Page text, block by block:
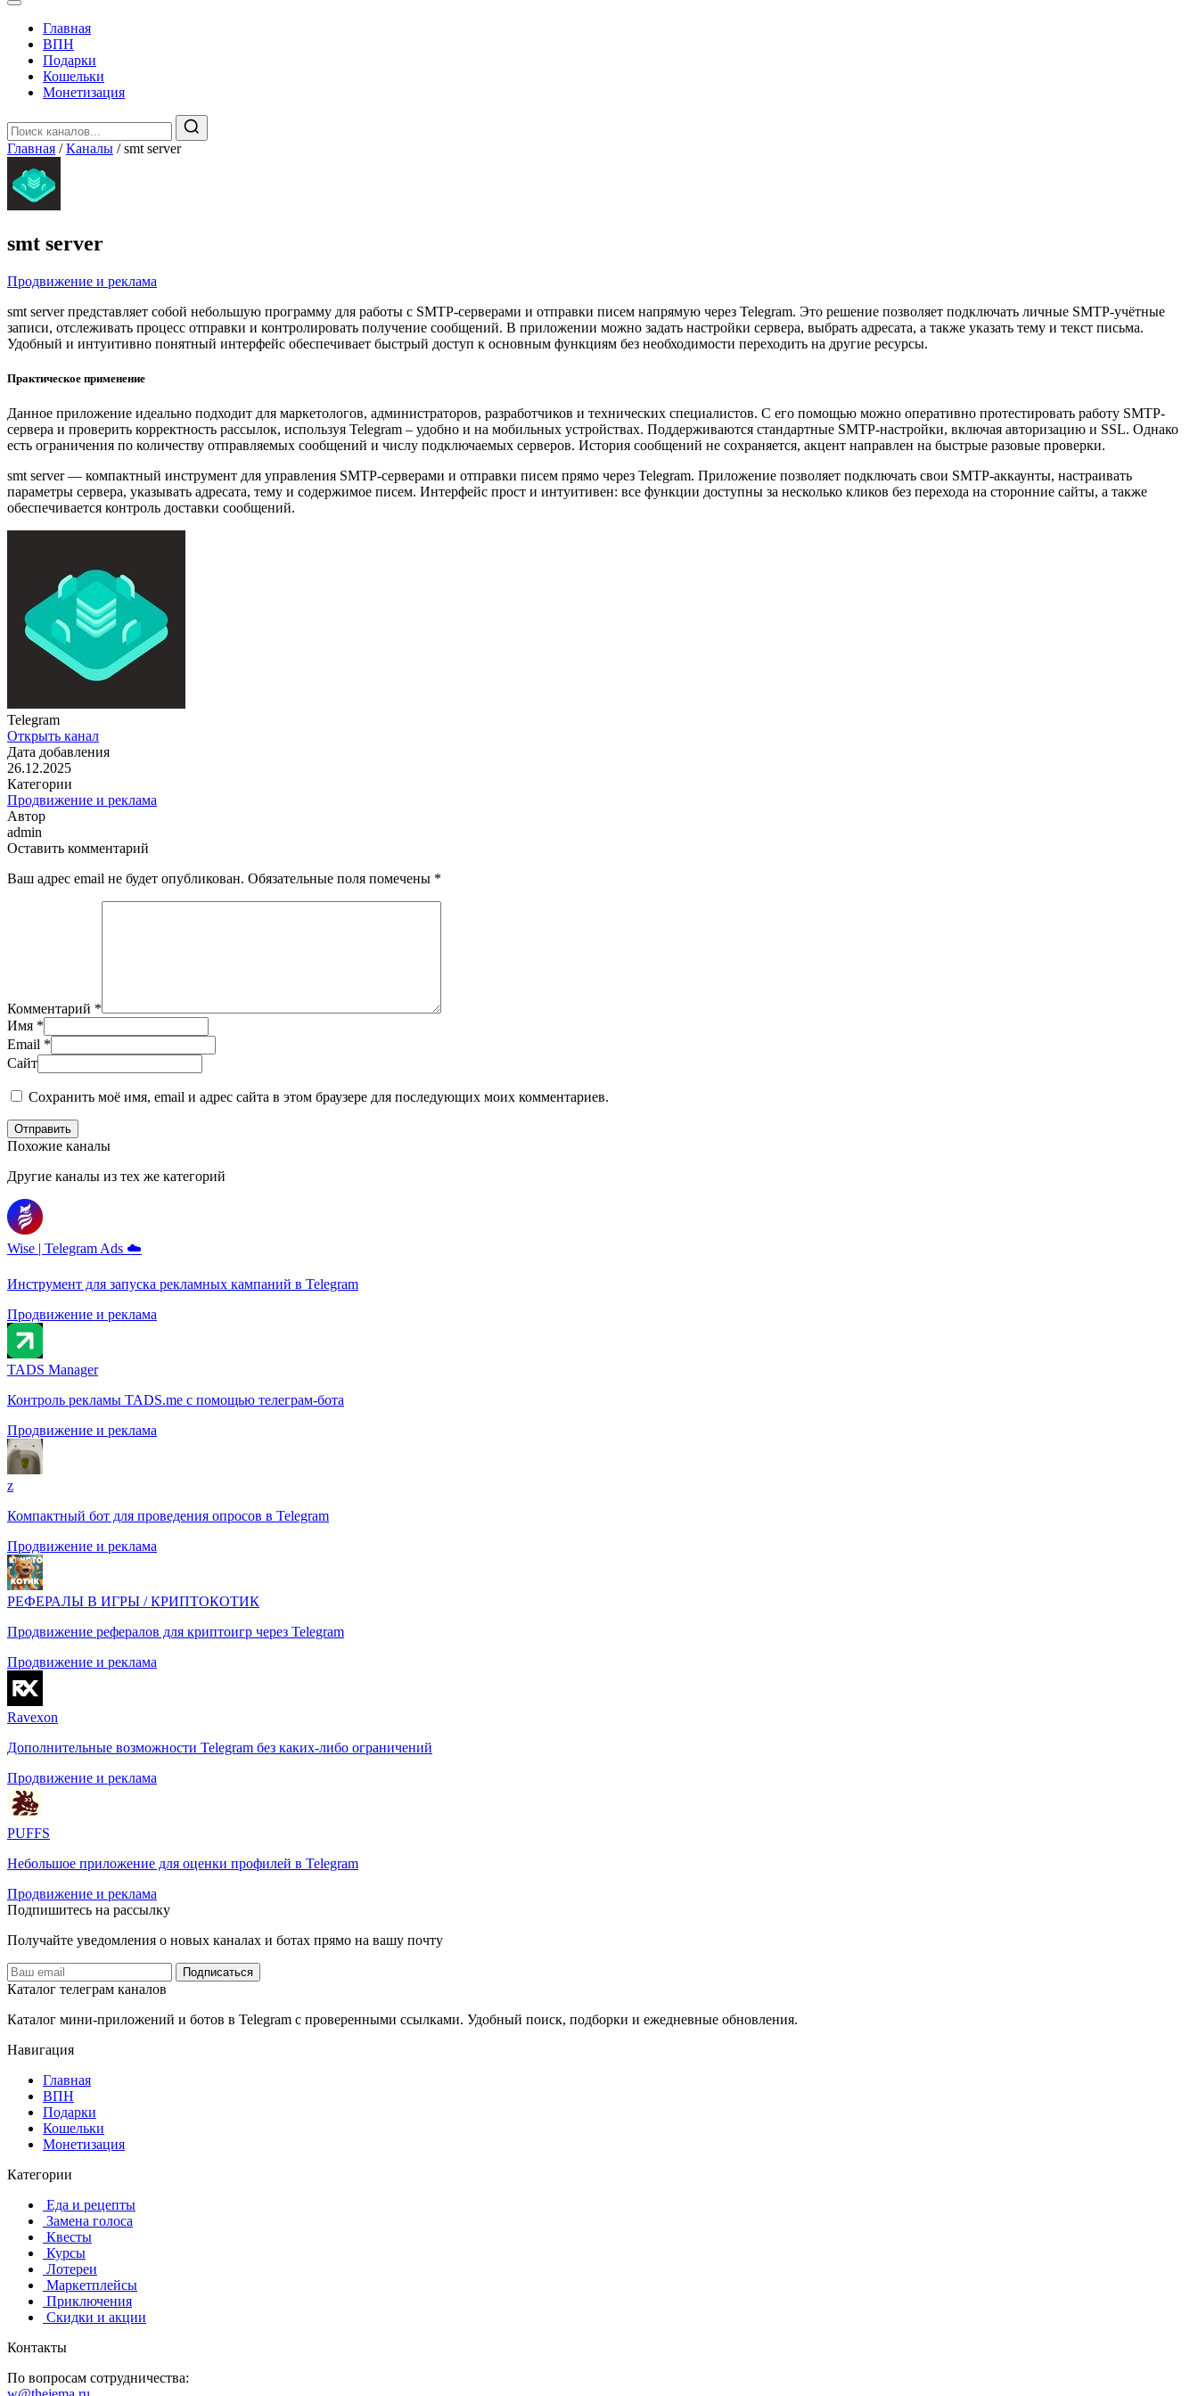
Главная
️ВПН
Подарки
Кошельки
Монетизация
Главная / Каналы / smt server
smt server
Продвижение и реклама
smt server представляет собой небольшую программу для работы с SMTP-серверами и отправки писем напрямую через Telegram. Это решение позволяет подключать личные SMTP-учётные
записи, отслеживать процесс отправки и контролировать получение сообщений. В приложении можно задать настройки сервера, выбрать адресата, а также указать тему и текст письма.
Удобный и интуитивно понятный интерфейс обеспечивает быстрый доступ к основным функциям без необходимости переходить на другие ресурсы.
Практическое применение
Данное приложение идеально подходит для маркетологов, администраторов, разработчиков и технических специалистов. С его помощью можно оперативно протестировать работу SMTP-
сервера и проверить корректность рассылок, используя Telegram – удобно и на мобильных устройствах. Поддерживаются стандартные SMTP-настройки, включая авторизацию и SSL. Однако
есть ограничения по количеству отправляемых сообщений и числу подключаемых серверов. История сообщений не сохраняется, акцент направлен на быстрые разовые проверки.
smt server — компактный инструмент для управления SMTP-серверами и отправки писем прямо через Telegram. Приложение позволяет подключать свои SMTP-аккаунты, настраивать
параметры сервера, указывать адресата, тему и содержимое писем. Интерфейс прост и интуитивен: все функции доступны за несколько кликов без перехода на сторонние сайты, а также
обеспечивается контроль доставки сообщений.
Telegram
Открыть канал
Дата добавления
26.12.2025
Категории
Продвижение и реклама
Автор
admin
Оставить комментарий
Ваш адрес email не будет опубликован. Обязательные поля помечены *
Комментарий *
Имя *
Email *
Сайт
Сохранить моё имя, email и адрес сайта в этом браузере для последующих моих комментариев.
Отправить
Похожие каналы
Другие каналы из тех же категорий
Wise | Telegram Ads ☁️
Инструмент для запуска рекламных кампаний в Telegram
Продвижение и реклама
TADS Manager
Контроль рекламы TADS.me с помощью телеграм-бота
Продвижение и реклама
z
Компактный бот для проведения опросов в Telegram
Продвижение и реклама
РЕФЕРАЛЫ В ИГРЫ / КРИПТОКОТИК
Продвижение рефералов для криптоигр через Telegram
Продвижение и реклама
Ravexon
Дополнительные возможности Telegram без каких-либо ограничений
Продвижение и реклама
PUFFS
Небольшое приложение для оценки профилей в Telegram
Продвижение и реклама
Подпишитесь на рассылку
Получайте уведомления о новых каналах и ботаx прямо на вашу почту
Подписаться
Каталог телеграм каналов
Каталог мини-приложений и ботов в Telegram с проверенными ссылками. Удобный поиск, подборки и ежедневные обновления.
Навигация
Главная
️ВПН
Подарки
Кошельки
Монетизация
Категории
️ ️Еда и рецепты
️ Замена голоса
️ Квесты
‍ Курсы
️ Лотереи
️ Маркетплейсы
️ Приключения
️ Скидки и акции
Контакты
По вопросам сотрудничества: